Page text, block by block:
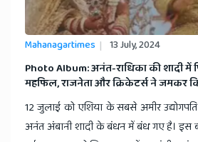
Mahanagartimes 13 July, 2024
Photo Album: अनंत-राधिका की शादी में
महफिल, राजनेता और क्रिकेटर्स ने जमकर
12 जुलाई को एशिया के सबसे अमीर
अनंत अंबानी शादी के बंधन में बंध गए है। इस